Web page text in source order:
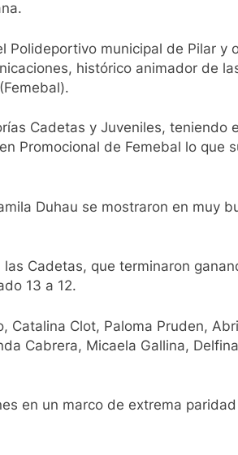
Polideportivo municipal de Pilar y
histórico animador de
Cadetas y Juveniles, teniendo
Promocional de Femebal lo que
Duhau se mostraron en muy
Cadetas, que terminaron
13 a 12.
Catalina Clot, Paloma Pruden,
Cabrera, Micaela Gallina,
en un marco de extrema